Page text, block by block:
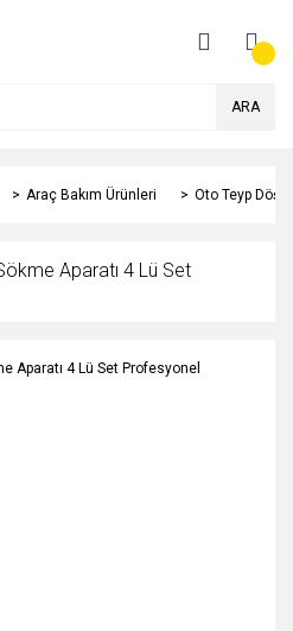
ARA
Araç Bakım Ürünleri Oto Teyp
Aparatı 4 Lü Set